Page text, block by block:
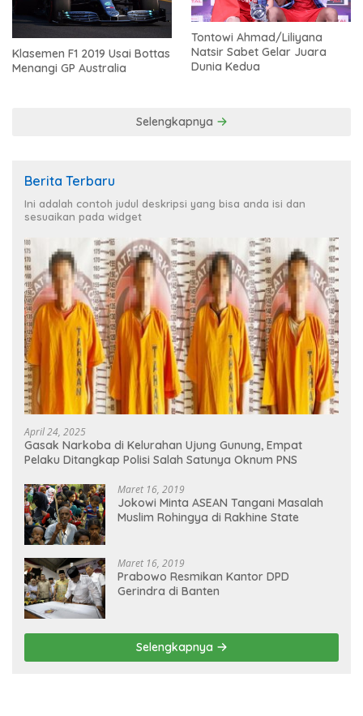
Klasemen F1 2019 Usai Bottas
Menangi GP Australia
Tontowi Ahmad/Liliyana
Natsir Sabet Gelar Juara
Dunia Kedua
Selengkapnya
Berita Terbaru
Ini adalah contoh judul deskripsi yang bisa anda isi dan
sesuaikan pada widget
April 24, 2025
Gasak Narkoba di Kelurahan Ujung Gunung, Empat
Pelaku Ditangkap Polisi Salah Satunya Oknum PNS
Maret 16, 2019
Jokowi Minta ASEAN Tangani Masalah
Muslim Rohingya di Rakhine State
Maret 16, 2019
Prabowo Resmikan Kantor DPD
Gerindra di Banten
Selengkapnya